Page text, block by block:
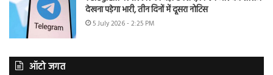
देखना पड़ेगा भारी, तीन दिनों में दूसरा नोटिस
5 July 2026 - 2:25 PM
ऑटो जगत